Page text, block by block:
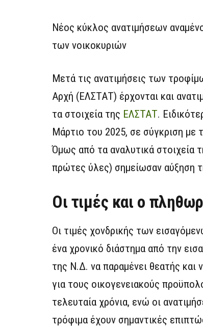
Νέος κύκλος ανατιμήσεων
των νοικοκυριών
Μετά τις ανατιμήσεις των
Αρχή (ΕΛΣΤΑΤ) έρχονται και
τα στοιχεία της ΕΛΣΤΑΤ.
Μάρτιο του 2025, σε σύγκριση με
Όμως από τα αναλυτικά στοιχεία
πρώτες ύλες) σημείωσαν αύξηση
Οι τιμές και ο
Οι τιμές χονδρικής των
ένα χρονικό διάστημα από την
της Ν.Δ. να παραμένει θεατής και
για τους οικογενειακούς
τελευταία χρόνια, ενώ οι
τρόφιμα έχουν σημαντικές